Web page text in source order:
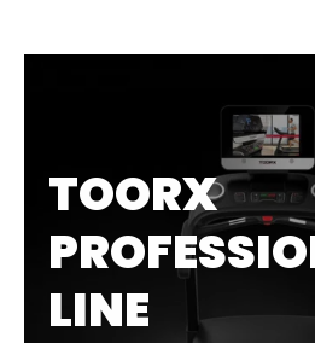
TOORX
LINE